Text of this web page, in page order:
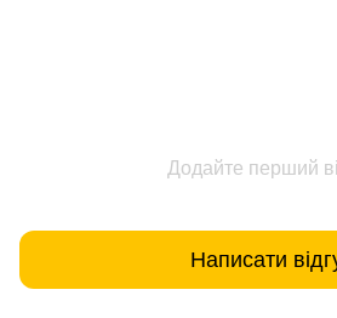
Додайте перший
Написати